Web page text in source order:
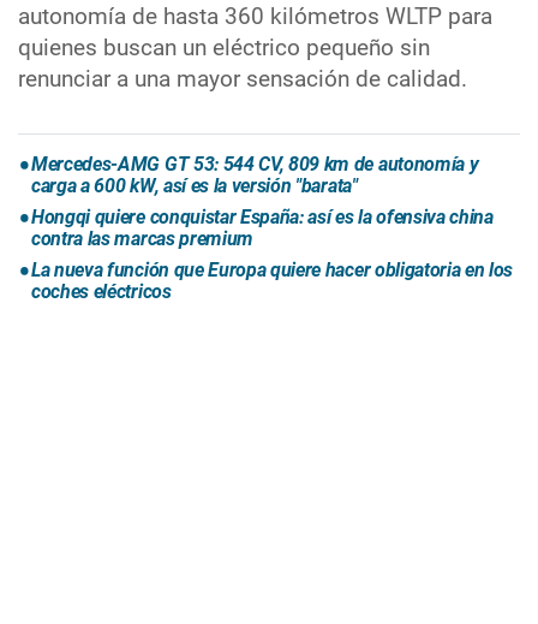
autonomía de hasta 360 kilómetros WLTP para
quienes buscan un eléctrico pequeño sin
renunciar a una mayor sensación de calidad.
Mercedes-AMG GT 53: 544 CV, 809 km de autonomía y
carga a 600 kW, así es la versión "barata"
Hongqi quiere conquistar España: así es la ofensiva china
contra las marcas premium
La nueva función que Europa quiere hacer obligatoria en los
coches eléctricos